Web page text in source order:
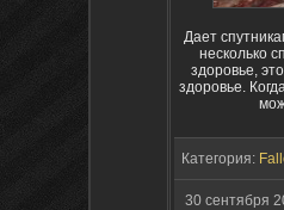
Дает
несколько
здоровье,
здоровье.
Категория:
30 сентября